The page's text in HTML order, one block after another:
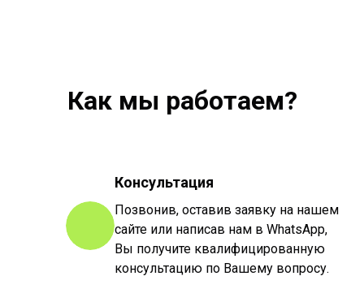
Как мы работаем?
Консультация
Позвонив, оставив заявку на нашем
сайте или написав нам в WhatsApp,
Вы получите квалифицированную
консультацию по Вашему вопросу.